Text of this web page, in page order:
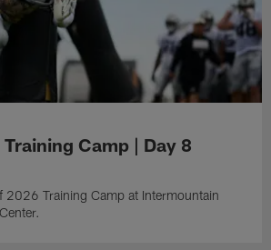
Camp | Day 8
2026 Training Camp at Intermountain